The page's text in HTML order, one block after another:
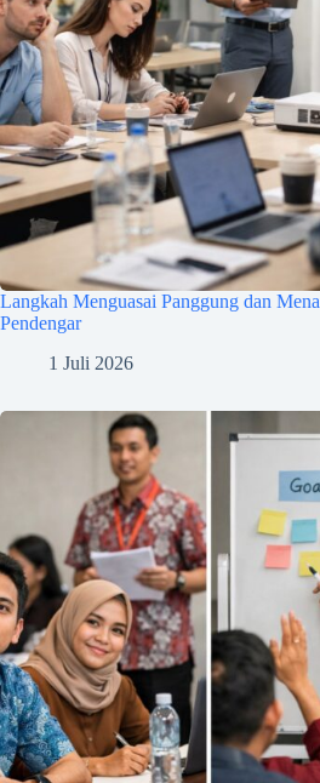
Langkah Menguasai Panggung dan
Pendengar
1 Juli 2026